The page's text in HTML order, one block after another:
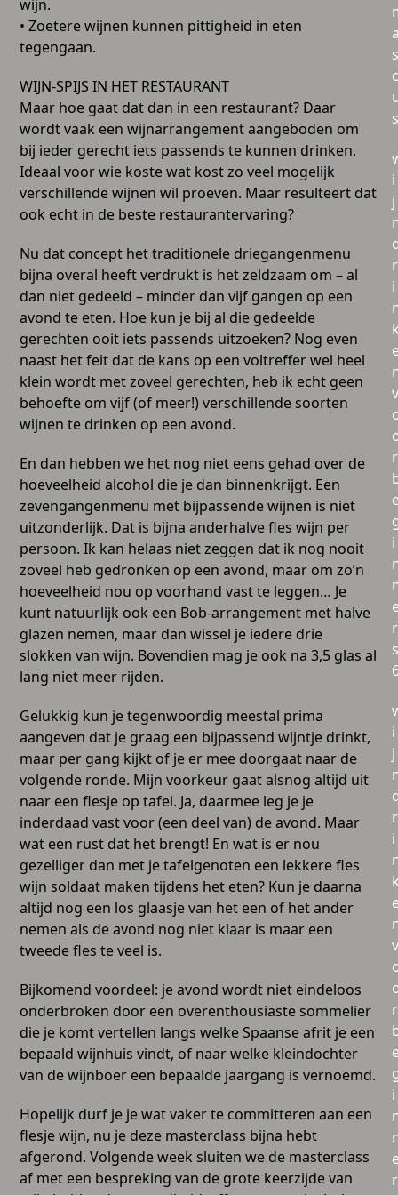
wijn.
• Zoetere wijnen kunnen pittigheid in eten
tegengaan.
WIJN-SPIJS IN HET RESTAURANT
Maar hoe gaat dat dan in een restaurant? Daar
wordt vaak een wijnarrangement aangeboden om
bij ieder gerecht iets passends te kunnen drinken.
Ideaal voor wie koste wat kost zo veel mogelijk
verschillende wijnen wil proeven. Maar resulteert dat
ook echt in de beste restaurantervaring?
Nu dat concept het traditionele driegangenmenu
bijna overal heeft verdrukt is het zeldzaam om – al
dan niet gedeeld – minder dan vijf gangen op een
avond te eten. Hoe kun je bij al die gedeelde
gerechten ooit iets passends uitzoeken? Nog even
naast het feit dat de kans op een voltreffer wel heel
klein wordt met zoveel gerechten, heb ik echt geen
behoefte om vijf (of meer!) verschillende soorten
wijnen te drinken op een avond.
En dan hebben we het nog niet eens gehad over de
hoeveelheid alcohol die je dan binnenkrijgt. Een
zevengangenmenu met bijpassende wijnen is niet
uitzonderlijk. Dat is bijna anderhalve fles wijn per
persoon. Ik kan helaas niet zeggen dat ik nog nooit
zoveel heb gedronken op een avond, maar om zo’n
hoeveelheid nou op voorhand vast te leggen… Je
kunt natuurlijk ook een Bob-arrangement met halve
glazen nemen, maar dan wissel je iedere drie
slokken van wijn. Bovendien mag je ook na 3,5 glas al
lang niet meer rijden.
Gelukkig kun je tegenwoordig meestal prima
aangeven dat je graag een bijpassend wijntje drinkt,
maar per gang kijkt of je er mee doorgaat naar de
volgende ronde. Mijn voorkeur gaat alsnog altijd uit
naar een flesje op tafel. Ja, daarmee leg je je
inderdaad vast voor (een deel van) de avond. Maar
wat een rust dat het brengt! En wat is er nou
gezelliger dan met je tafelgenoten een lekkere fles
wijn soldaat maken tijdens het eten? Kun je daarna
altijd nog een los glaasje van het een of het ander
nemen als de avond nog niet klaar is maar een
tweede fles te veel is.
Bijkomend voordeel: je avond wordt niet eindeloos
onderbroken door een overenthousiaste sommelier
die je komt vertellen langs welke Spaanse afrit je een
bepaald wijnhuis vindt, of naar welke kleindochter
van de wijnboer een bepaalde jaargang is vernoemd.
Hopelijk durf je je wat vaker te committeren aan een
flesje wijn, nu je deze masterclass bijna hebt
afgerond. Volgende week sluiten we de masterclass
af met een bespreking van de grote keerzijde van
s
c
s
i
j
r
i
v
r
i
r
s
i
j
r
i
v
r
i
r